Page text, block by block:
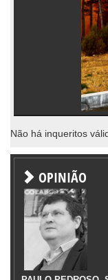
Não há inqueritos
OPINIÃO